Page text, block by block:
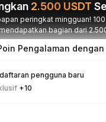
2.500 USDT
peringkat mingguan!
bagian dari
minggunya.
pengguna baru
+10